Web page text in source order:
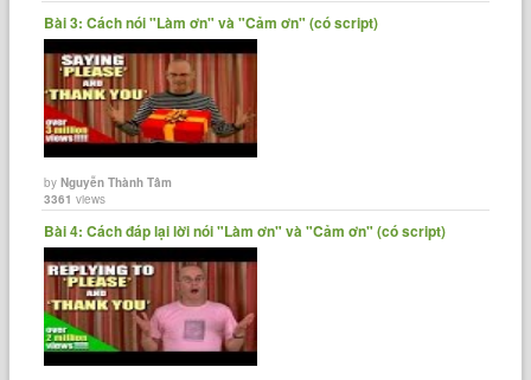
Bài 3: Cách nói "Làm ơn" và "Cảm ơn" (có script)
byNguyễn Thành Tâm
3361 views
Bài 4: Cách đáp lại lời nói "Làm ơn" và "Cảm ơn" (có script)